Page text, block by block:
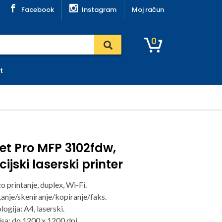
Facebook Instagram Moj račun
0
Pro MFP 3102fdw,
laserski printer
printanje, duplex, Wi-Fi.
skeniranje/kopiranje/faks.
A4, laserski.